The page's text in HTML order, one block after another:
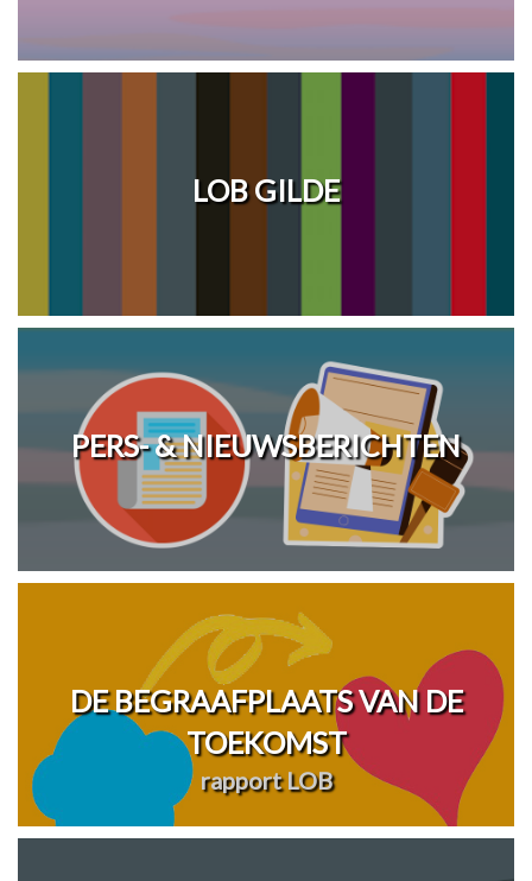
LOB GILDE
PERS- & NIEUWSBERICHTEN
DE BEGRAAFPLAATS VAN DE
TOEKOMST
rapport LOB